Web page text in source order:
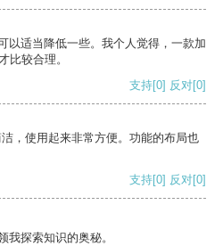
以适当降低一些。我个人觉得，一款加
比较合理。
支持[0] 反对[0]
，使用起来非常方便。功能的布局也
支持[0] 反对[0]
我探索知识的奥秘。